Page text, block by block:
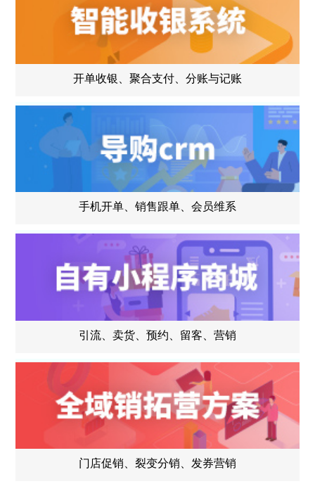
开单收银、聚合支付、分账与记账
手机开单、销售跟单、会员维系
引流、卖货、预约、留客、营销
门店促销、裂变分销、发券营销